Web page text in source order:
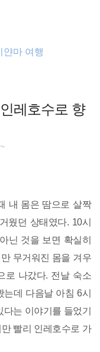
레호수로 향
얀마 여행
내 몸은 땀으로 살짝
웠던 상태였다. 10시
닌 것을 보면 확실히
무거워진 몸을 겨우
로 나갔다. 전날 숙소
데 다음날 아침 6시
는 이야기를 들었기
빨리 인레호수로 가